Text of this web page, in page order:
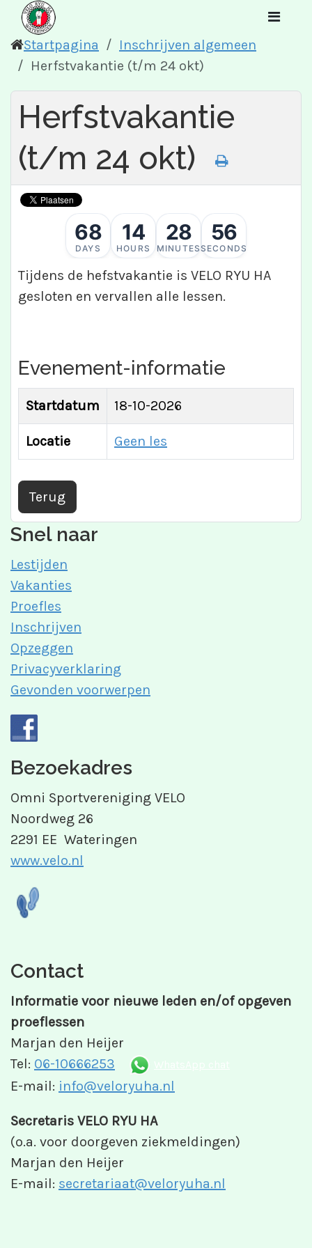
Startpagina
Inschrijven algemeen
Herfstvakantie (t/m 24 okt)
Herfstvakantie
(t/m 24 okt)
68
DAYS
14
HOURS
28
MINUTES
56
SECONDS
Tijdens de hefstvakantie is VELO RYU HA
gesloten en vervallen alle lessen.
Evenement-informatie
Startdatum 18-10-2026
Locatie Geen les
Terug
Snel naar
Lestijden
Vakanties
Proefles
Inschrijven
Opzeggen
Privacyverklaring
Gevonden voorwerpen
Bezoekadres
Omni Sportvereniging VELO
Noordweg 26
2291 EE Wateringen
www.velo.nl
Contact
Informatie voor nieuwe leden en/of opgeven
proeflessen
Marjan den Heijer
Tel: 06-10666253
E-mail: info@veloryuha.nl
Secretaris VELO RYU HA
(o.a. voor doorgeven ziekmeldingen)
Marjan den Heijer
E-mail: secretariaat@veloryuha.nl